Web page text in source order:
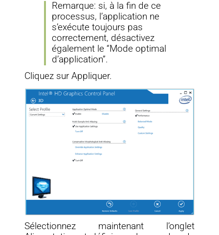
Remarque: si, à la fin de ce
processus, l’application ne
s’exécute toujours pas
correctement, désactivez
également le “Mode optimal
d’application”.
Cliquez sur Appliquer.
Sélectionnez maintenant l’onglet